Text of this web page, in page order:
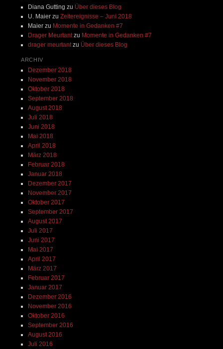
Diana Gutting zu Über dieses Blog
U. Maierzu Zeitereignisse – Juni 2018
Maierzu Momente in Gedanken #7
Drager Meurtantzu Momente in Gedanken #7
drager meurtantzu Über dieses Blog
ARCHIV
Dezember 2018
November 2018
Oktober 2018
September 2018
August 2018
Juli 2018
Juni 2018
Mai 2018
April 2018
März 2018
Februar 2018
Januar 2018
Dezember 2017
November 2017
Oktober 2017
September 2017
August 2017
Juli 2017
Juni 2017
Mai 2017
April 2017
März 2017
Februar 2017
Januar 2017
Dezember 2016
November 2016
Oktober 2016
September 2016
August 2016
Juli 2016